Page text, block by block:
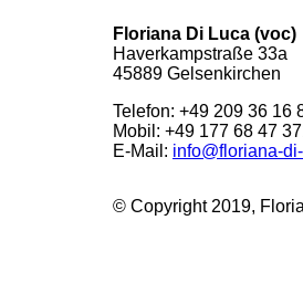
Floriana Di Luca (voc)
Haverkampstraße 33a
45889 Gelsenkirchen
Telefon: +49 209 36 16
Mobil: +49 177 68 47
E-Mail: info@floriana-
© Copyright 2019,